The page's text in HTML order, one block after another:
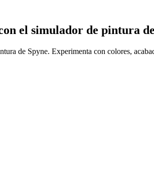
el simulador de pintura
de Spyne. Experimenta con colores,